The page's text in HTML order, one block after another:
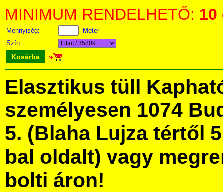
MINIMUM RENDELHETŐ: 10
Mennyiség:
Méter
Szín:
Kosárba
Elasztikus tüll
személyesen 1074
5. (Blaha Lujza tértől
bal oldalt) vagy
bolti áron!